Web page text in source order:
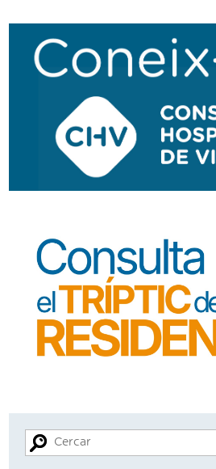
Navegació
secundària